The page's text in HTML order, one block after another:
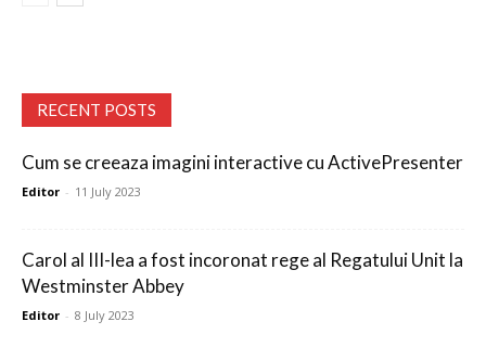
RECENT POSTS
Cum se creeaza imagini interactive cu ActivePresenter
Editor - 11 July 2023
Carol al III-lea a fost incoronat rege al Regatului Unit la
Westminster Abbey
Editor - 8 July 2023